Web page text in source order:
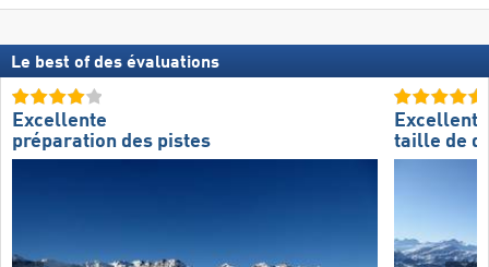
Le best of des évaluations
Excellente
préparation des pistes
Excellente
taille de